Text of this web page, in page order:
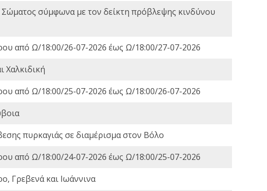
σύμφωνα με τον δείκτη πρόβλεψης κινδύνου
από Ω/18:00/26-07-2026 έως Ω/18:00/27-07-2026
Χαλκιδική
από Ω/18:00/25-07-2026 έως Ω/18:00/26-07-2026
πυρκαγιάς σε διαμέρισμα στον Βόλο
από Ω/18:00/24-07-2026 έως Ω/18:00/25-07-2026
Γρεβενά και Ιωάννινα